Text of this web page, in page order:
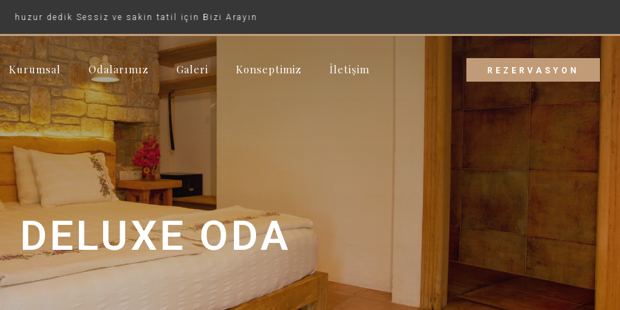
Sessiz ve sakin tatil için Bizi Arayın
Kurumsal Odalarımız Galeri Konseptimiz İletişim REZERVASYON
DELUXE ODA